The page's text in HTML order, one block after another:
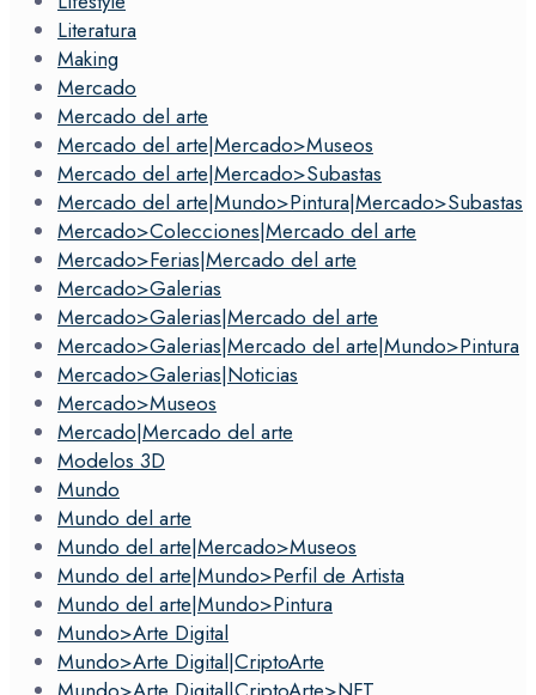
Literatura
Making
Mercado
Mercado del arte
Mercado del arte|Mercado>Museos
Mercado del arte|Mercado>Subastas
Mercado del arte|Mundo>Pintura|Mercado>Subastas
Mercado>Colecciones|Mercado del arte
Mercado>Ferias|Mercado del arte
Mercado>Galerias
Mercado>Galerias|Mercado del arte
Mercado>Galerias|Mercado del arte|Mundo>Pintura
Mercado>Galerias|Noticias
Mercado>Museos
Mercado|Mercado del arte
Modelos 3D
Mundo
Mundo del arte
Mundo del arte|Mercado>Museos
Mundo del arte|Mundo>Perfil de Artista
Mundo del arte|Mundo>Pintura
Mundo>Arte Digital
Mundo>Arte Digital|CriptoArte